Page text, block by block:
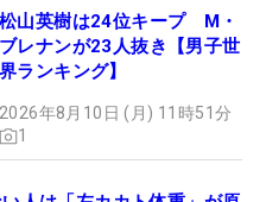
松山英樹は24位キープ M・
ブレナンが23人抜き【男子世
界ランキング】
2026年8月10日 (月) 11時51分
1